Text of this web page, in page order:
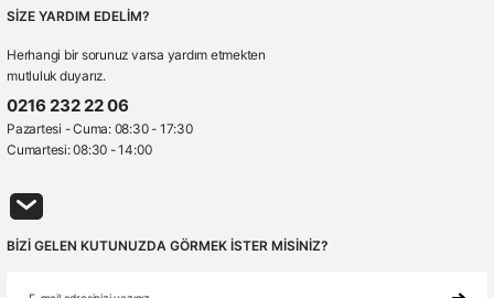
SİZE YARDIM EDELİM?
Herhangi bir sorunuz varsa yardım etmekten
mutluluk duyarız.
0216 232 22 06
Pazartesi - Cuma: 08:30 - 17:30
Cumartesi: 08:30 - 14:00
BİZİ GELEN KUTUNUZDA GÖRMEK İSTER MİSİNİZ?